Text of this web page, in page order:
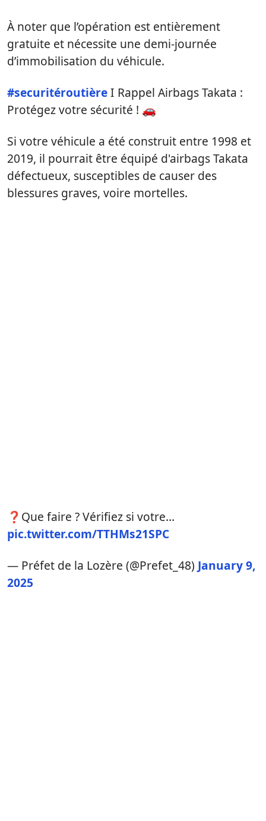
À noter que l’opération est entièrement
gratuite et nécessite une demi-journée
d’immobilisation du véhicule.
#securitéroutièreI Rappel Airbags Takata :
Protégez votre sécurité ! 🚗
Si votre véhicule a été construit entre 1998 et
2019, il pourrait être équipé d'airbags Takata
défectueux, susceptibles de causer des
blessures graves, voire mortelles.
❓Que faire ? Vérifiez si votre…
pic.twitter.com/TTHMs21SPC
— Préfet de la Lozère (@Prefet_48) January 9,
2025